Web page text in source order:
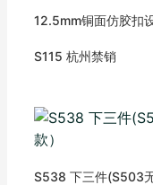
12.5mm铜面仿胶扣
S115 杭州禁销
S538 下三件(S503无